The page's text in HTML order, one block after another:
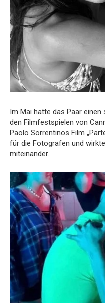
Im Mai hatte das Paar
den Filmfestspielen von
Paolo Sorrentinos Film
für die Fotografen und
miteinander.